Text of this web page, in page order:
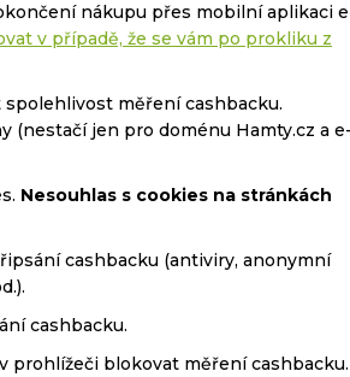
nákupu přes mobilní aplikaci
v případě, že se vám po prokliku z
měření cashbacku.
(nestačí jen pro doménu Hamty.cz a e-
Nesouhlas s cookies na stránkách
cashbacku (antiviry, anonymní
cashbacku.
prohlížeči blokovat měření cashbacku.